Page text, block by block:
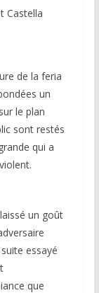
Castella
de la feria
un
le plan
sont restés
qui a
un goût
essayé
que